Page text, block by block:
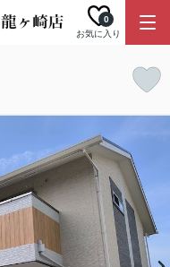
お気に入り
0